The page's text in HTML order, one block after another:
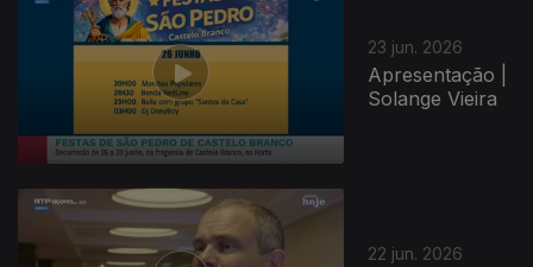
23 jun. 2026
Apresentação |
Solange Vieira
22 jun. 2026